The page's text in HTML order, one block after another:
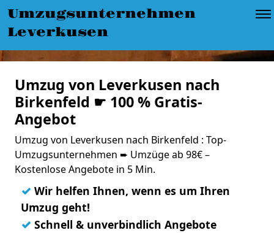
Umzugsunternehmen
Leverkusen
Umzug von Leverkusen nach
Birkenfeld ☛ 100 % Gratis-
Angebot
Umzug von Leverkusen nach Birkenfeld : Top-
Umzugsunternehmen ➨ Umzüge ab 98€ –
Kostenlose Angebote in 5 Min.
✓ Wir helfen Ihnen, wenn es um Ihren
Umzug geht!
✓ Schnell & unverbindlich Angebote